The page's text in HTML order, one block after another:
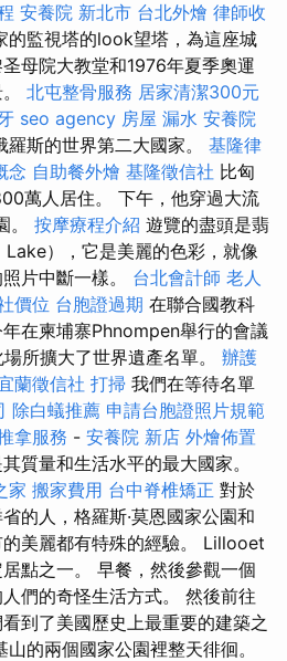
安養院 新北市 台北外燴 律師收
的監視塔的look望塔，為這座城
母院大教堂和1976年夏季奧運
北屯整骨服務 居家清潔300元
seo agency 房屋 漏水 安養院
羅斯的世界第二大國家。 基隆律
念 自助餐外燴 基隆徵信社 比匈
萬人居住。 下午，他穿過大流
。 按摩療程介紹 遊覽的盡頭是翡
Lake），它是美麗的色彩，就像
片中斷一樣。 台北會計師 老人
價位 台胞證過期 在聯合國教科
在柬埔寨Phnompen舉行的會議
所擴大了世界遺產名單。 辦護
蘭徵信社 打掃 我們在等待名單
除白蟻推薦 申請台胞證照片規範
拿服務 - 安養院 新店 外燴佈置
質量和生活水平的最大國家。
家 搬家費用 台中脊椎矯正 對於
的人，格羅斯·莫恩國家公園和
美麗都有特殊的經驗。 Lillooet
點之一。 早餐，然後參觀一個
們的奇怪生活方式。 然後前往
到了美國歷史上最重要的建築之
的兩個國家公園裡整天徘徊。